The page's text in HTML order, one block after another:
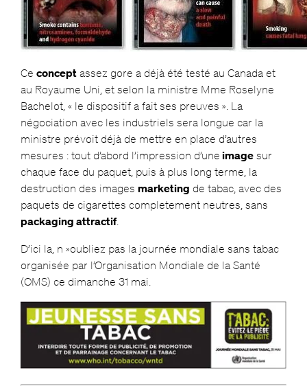
Ce conceptassez gore a déjà été testé au Canada et
au Royaume Uni, et selon la ministre Mme Roselyne
Bachelot, « le dispositif a fait ses preuves ». La
négociation avec les industriels sera longue car la
ministre prévoit déjà de mettre en place d’autres
mesures : tout d’abord l’impression d’une imagesur
chaque face du paquet, puis à plus long terme, la
destruction des images marketing de tabac, avec des
paquets de cigarettes completement neutres, sans
packaging attractif.
D’ici la, n »oubliez pas la journée mondiale sans tabac
organisée par l’Organisation Mondiale de la Santé
(OMS) ce dimanche 31 mai.